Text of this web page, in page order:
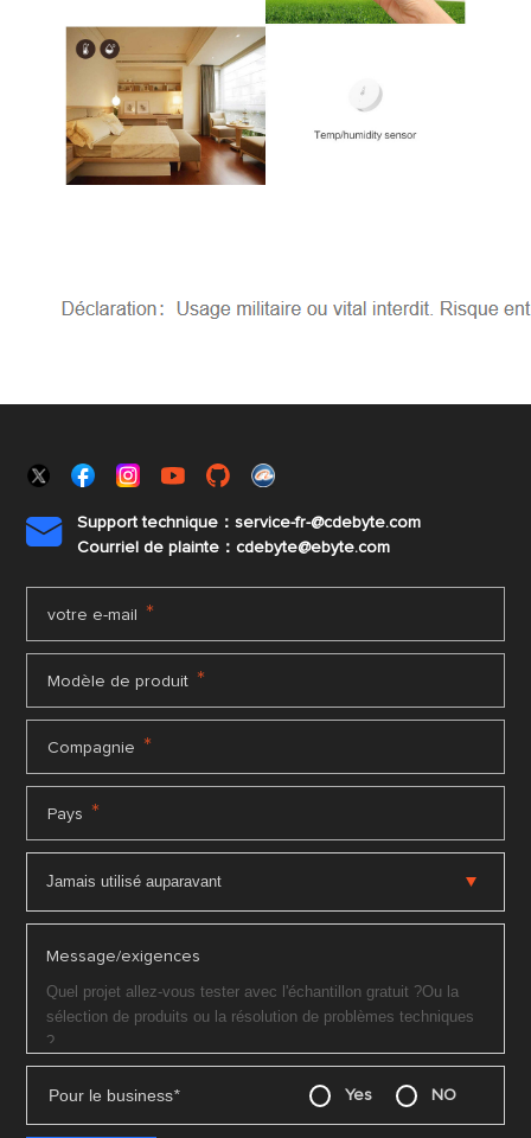

Support technique：service-fr-@cdebyte.com
Courriel de plainte：cdebyte@ebyte.com
votre e-mail *
Modèle de produit *
Compagnie *
Pays *
Message/exigences
Pour le business* Yes NO